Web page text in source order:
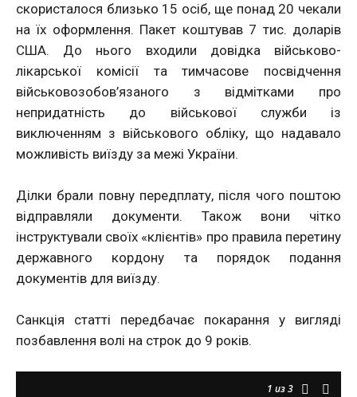
скористалося близько 15 осіб, ще понад 20 чекали
на їх оформлення. Пакет коштував 7 тис. доларів
США. До нього входили довідка військово-
лікарської комісії та тимчасове посвідчення
військовозобов’язаного з відмітками про
непридатність до військової служби із
виключенням з військового обліку, що надавало
можливість виїзду за межі України.
Ділки брали повну передплату, після чого поштою
відправляли документи. Також вони чітко
інструктували своїх «клієнтів» про правила перетину
державного кордону та порядок подання
документів для виїзду.
Санкція статті передбачає покарання у вигляді
позбавлення волі на строк до 9 років.
1 из 3